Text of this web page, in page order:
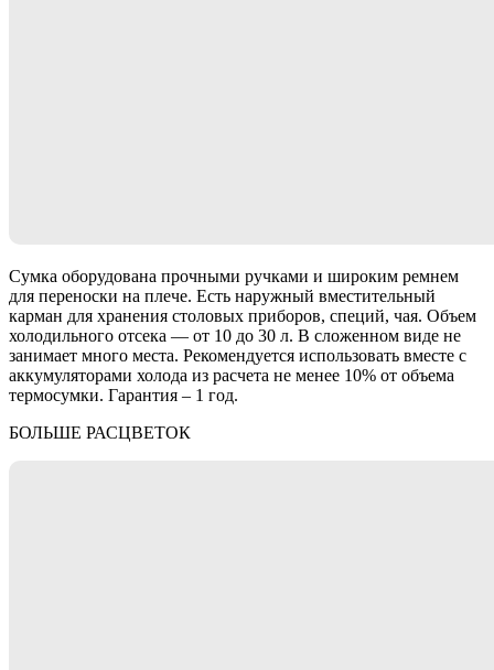
Сумка оборудована прочными ручками и широким ремнем
для переноски на плече. Есть наружный вместительный
карман для хранения столовых приборов, специй, чая. Объем
холодильного отсека — от 10 до 30 л. В сложенном виде не
занимает много места. Рекомендуется использовать вместе с
аккумуляторами холода из расчета не менее 10% от объема
термосумки. Гарантия – 1 год.
БОЛЬШЕ РАСЦВЕТОК